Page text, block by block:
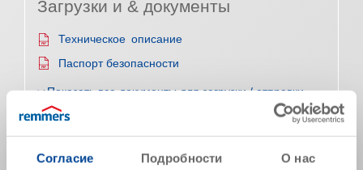
Согласие Подробности О нас
Загрузки и & документы
Техническое описание
Паспорт безопасности
➥Показать все документы для загрузки / отправки
➥Further documents (e.g. test certificates / reports) in
different languages